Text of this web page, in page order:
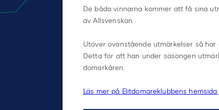
De båda vinnarna kommer att få sina
av Allsvenskan.
Utöver ovanstående utmärkelser så har
Detta för att han under säsongen
domarkåren.
Läs mer på Elitdomareklubbens hemsida.